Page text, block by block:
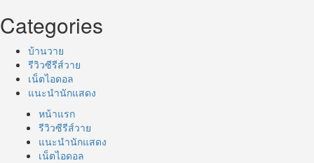
Categories
บ้านวาย
รีวิวซีรีส์วาย
เน็ตไอดอล
แนะนำนักแสดง
หน้าแรก
รีวิวซีรีส์วาย
แนะนำนักแสดง
เน็ตไอดอล